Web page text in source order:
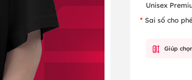
Unisex
Sai số cho
Giúp